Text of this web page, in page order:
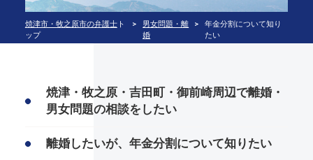
焼津市・牧之原市の弁護士ト
ップ
男女問題・離
婚
年金分割について知り
たい
焼津・牧之原・吉田町・御前崎周辺で離婚・
男女問題の相談をしたい
離婚したいが、年金分割について知りたい